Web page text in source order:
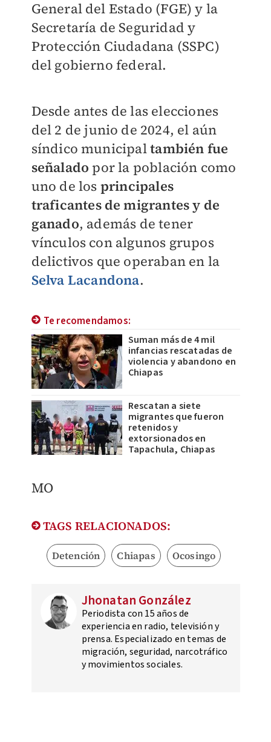
General del Estado (FGE) y la
Secretaría de Seguridad y
Protección Ciudadana (SSPC)
del gobierno federal.
Desde antes de las elecciones
del 2 de junio de 2024, el aún
síndico municipaltambién fue
señalado por la población como
uno de los principales
traficantes de migrantes y de
ganado, además de tener
vínculos con algunos grupos
delictivos que operaban en la
Selva Lacandona.
Te recomendamos:
Suman más de 4 mil
infancias rescatadas de
violencia y abandono en
Chiapas
Rescatan a siete
migrantes que fueron
retenidos y
extorsionados en
Tapachula, Chiapas
MO
TAGS RELACIONADOS:
Detención Chiapas Ocosingo
Jhonatan González
Periodista con 15 años de
experiencia en radio, televisión y
prensa. Especializado en temas de
migración, seguridad, narcotráfico
y movimientos sociales.